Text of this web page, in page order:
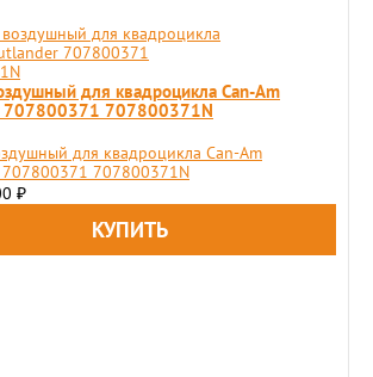
для квадроцикла Can-Am
707800371 707800371N
для квадроцикла Can-Am
707800371N
₽